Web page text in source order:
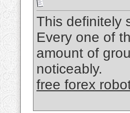
This definitely
Every one of
amount of
noticeably.
free forex